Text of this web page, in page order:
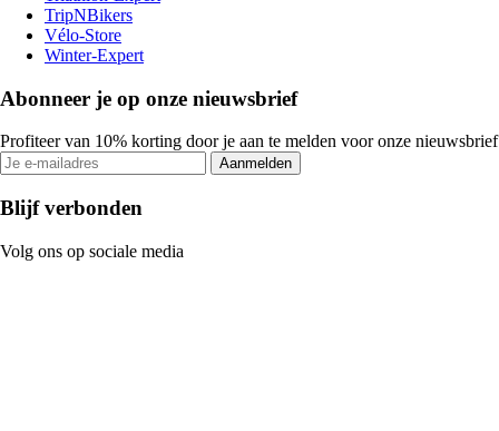
TripNBikers
Vélo-Store
Winter-Expert
Abonneer je op onze nieuwsbrief
Profiteer van 10% korting door je aan te melden voor onze nieuwsbrief
Aanmelden
Blijf verbonden
Volg ons op sociale media